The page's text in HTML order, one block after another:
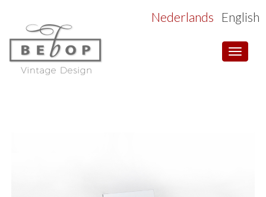
Toggle
Nederlands English